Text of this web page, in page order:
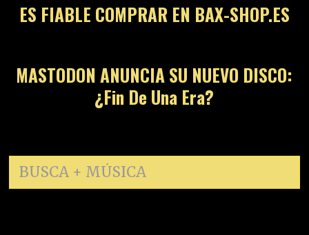
ES FIABLE COMPRAR EN BAX-SHOP.ES
14
MASTODON ANUNCIA SU NUEVO DISCO:
¿Fin De Una Era?